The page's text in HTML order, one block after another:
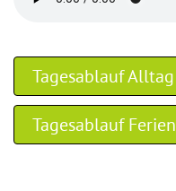
Tagesablauf Alltag
Tagesablauf Ferien